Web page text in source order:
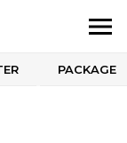
PACKAGE